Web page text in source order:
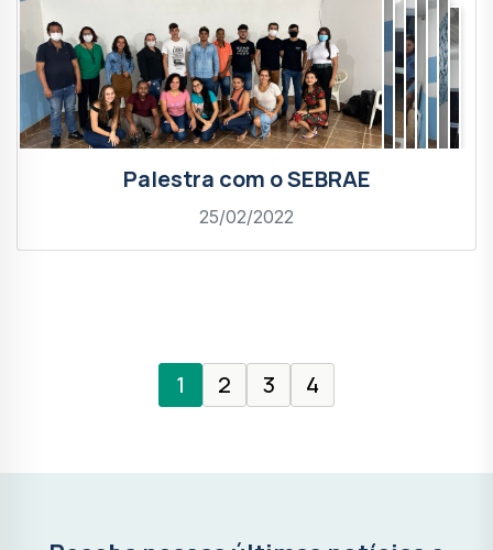
Palestra com o SEBRAE
25/02/2022
1 2 3 4